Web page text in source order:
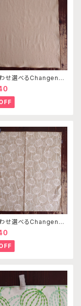
せ選べるChangenab
ン ※前部分のみ ベ
※本体部分は別売り
せ選べるChangenab
ン ※前部分のみ エ
ィッシュピングベージュ
ブラウン （※本体部分
す）